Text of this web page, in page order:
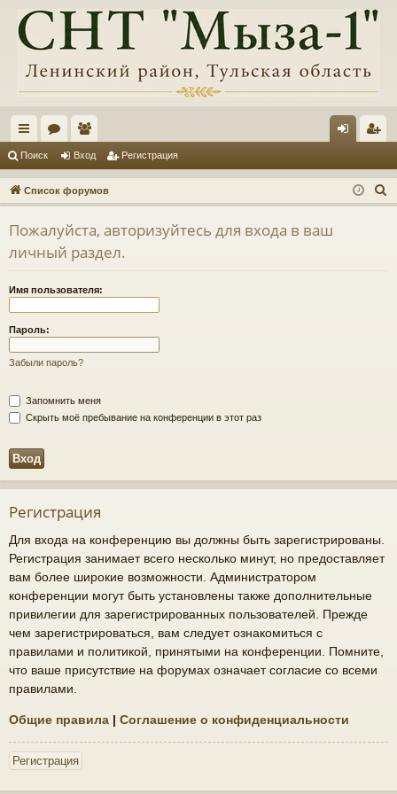
с
ы
лк
и
ум
ы
ол
ьз
ов
ат
ел
и
д ис
тр
Поиск Вход Регистрация
Список форумов
о
Пожалуйста, авторизуйтесь для входа в ваш
личный раздел.
Имя пользователя:
Пароль:
Забыли пароль?
Запомнить меня
Скрыть моё пребывание на конференции в этот раз
Регистрация
Для входа на конференцию вы должны быть зарегистрированы.
Регистрация занимает всего несколько минут, но предоставляет
вам более широкие возможности. Администратором
конференции могут быть установлены также дополнительные
привилегии для зарегистрированных пользователей. Прежде
чем зарегистрироваться, вам следует ознакомиться с
правилами и политикой, принятыми на конференции. Помните,
что ваше присутствие на форумах означает согласие со всеми
правилами.
Общие правила | Соглашение о конфиденциальности
Регистрация